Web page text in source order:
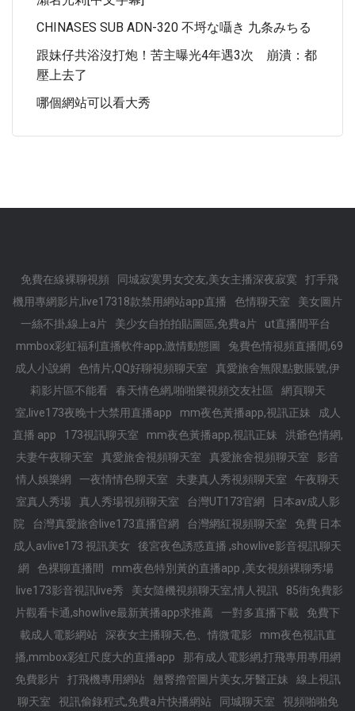
CHINASES SUB ADN-320 不埒な囁き 九条みちる
跟妹仔共浴沒打炮！苦主曝光4年遇3次 崩潰：都
壓上去了
哪個網站可以看大秀
免費在線裸聊視頻 同城寂寞男女交友,美女主播深夜寂寞
打手飛
機用專網影片,live17318款禁用網站app直播
色情聊天室
美女圖片
一絲不掛,線上a片
美少女自拍拍貼圖區,免費a片
ut直播間平台
mmbox彩虹福利直播軟件app,激情動態圖
兔費色情視頻直播間,69
成人小說網
色情片,QQ好聊視頻聊天室
真愛旅舍無限點數賬號,伊
莉影片區不能看
春天情色網,啪啪樂視頻交友社區
網頁聊天
室,live173夜晚十大禁用直播app
mm夜色黃播app,視訊正妹
成人
直播 app
173視訊聊天室 mm夜色黃播app,視訊正妹
洪爺色情網,
夫妻午夜聊天室
真愛旅舍視頻聊天室 真愛旅舍視頻聊天室
影音
情人娛樂網
一夜情情色聊天室 夫妻真人秀視頻聊天室
午夜聊天
室真人秀場
真人秀場視頻聊天室 台灣UT173官網
日本av成人影
院
台灣真愛旅舍live173直播官網 台灣網紅視頻聊天室
免費 日本
成人avlive173 視訊美女
後宮夜色誘惑直播 ,showlive影音視訊聊天
網
色裸聊直播間
mm夜色特別黃的直播app ,美女視頻裸聊秀場
live173影音視訊live秀
美女隨機視頻聊天室,情人視訊
85街免費影
片觀看卡通,showlive最新黃播app求推薦
一對多直播下載
免費下
載成人電影網站
深夜女主播聊天,色、情微電影
mm夜色視訊直
播,mmbox彩虹尺度大的直播app
那有成人電影網,打飛專用專用網
免費影片
打飛機專用網站 翹臀擼管圖片美女,牙醫正妹
線上視訊
聊天室
視訊偷錄程式,免費a片快播網站 同城聊天室 視頻啪啪免